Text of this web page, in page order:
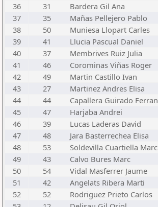
36
31 Bardera Gil Ana
37
35 Mañas Pellejero Pablo
38
50 Muniesa Llopart Carles
39
41 Llucia Pascual Daniel
40
37 Membrives Ruiz Julia
41
46 Corominas Viñas Roger
42
49 Martin Castillo Ivan
43
27 Martinez Andres Elisa
44
44 Capallera Guirado Ferran
45
47 Harjaba Andrei
46
39 Lucas Laderas David
47
48 Jara Basterrechea Elisa
48
53 Soldevilla Cuartiella Marc
49
43 Calvo Bures Marc
50
54 Vidal Masferrer Jaume
51
42 Angelats Ribera Marti
52
52 Rodriguez Prieto Carlos